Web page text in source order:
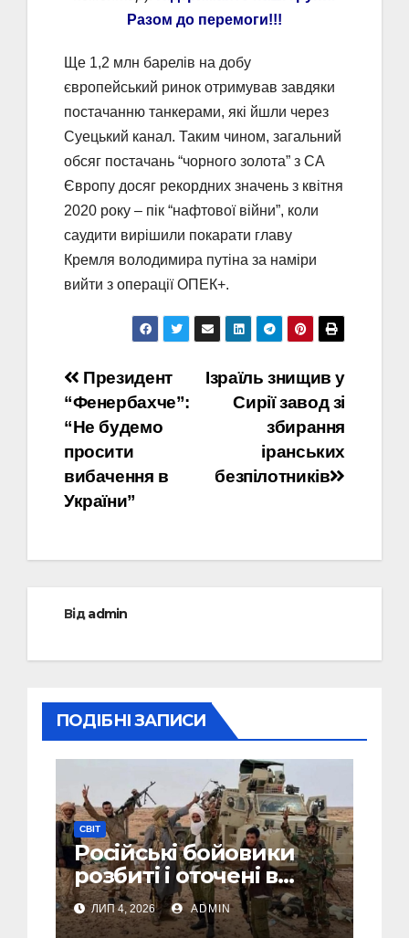
Разом до перемоги!!!
Ще 1,2 млн барелів на добу
європейський ринок отримував завдяки
постачанню танкерами, які йшли через
Суецький канал. Таким чином, загальний
обсяг постачань “чорного золота” з СА
Європу досяг рекордних значень з квітня
2020 року – пік “нафтової війни”, коли
саудити вирішили покарати главу
Кремля володимира путіна за наміри
вийти з операції ОПЕК+.
Навігація
записів
Ізраїль знищив у
Сирії завод зі
збирання
іранських
безпілотників
Президент
“Фенербахче”:
“Не будемо
просити
вибачення в
України”
Відadmin
ПОДІБНІ ЗАПИСИ
СВІТ
Російські бойовики
розбиті і оточені в
Малі: посольство РФ
йде на крайні заходи
ЛИП 4, 2026 ADMIN